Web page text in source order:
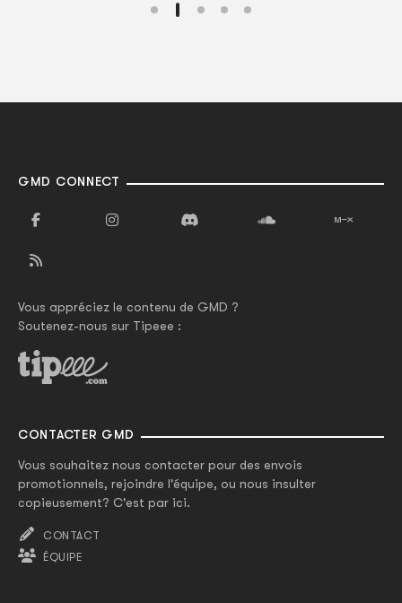
GMD CONNECT
Vous appréciez le contenu de GMD ?
Soutenez-nous sur Tipeee :
CONTACTER GMD
Vous souhaitez nous contacter pour des envois
promotionnels, rejoindre l'équipe, ou nous insulter
copieusement? C'est par ici.
CONTACT
ÉQUIPE